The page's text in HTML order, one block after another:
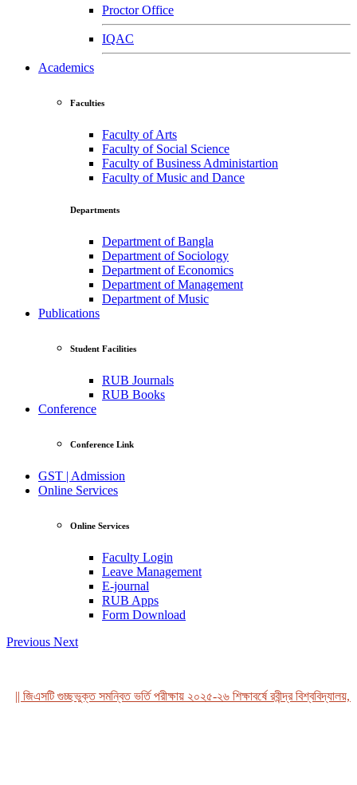
Proctor Office
IQAC
Academics
Faculties
Faculty of Arts
Faculty of Social Science
Faculty of Business Administartion
Faculty of Music and Dance
Departments
Department of Bangla
Department of Sociology
Department of Economics
Department of Management
Department of Music
Publications
Student Facilities
RUB Journals
RUB Books
Conference
Conference Link
GST | Admission
Online Services
Online Services
Faculty Login
Leave Management
E-journal
RUB Apps
Form Download
Previous Next
|| জিএসটি গুচ্ছভুক্ত সমন্বিত ভর্তি পরীক্ষায় ২০২৫-২৬ শিক্ষাবর্ষে রবীন্দ্র